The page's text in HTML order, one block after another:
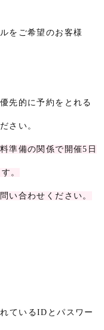
をご希望のお客様
先的に予約をとれる
さい。
準備の関係で開催5日
。
い合わせください。
ているIDとパスワー